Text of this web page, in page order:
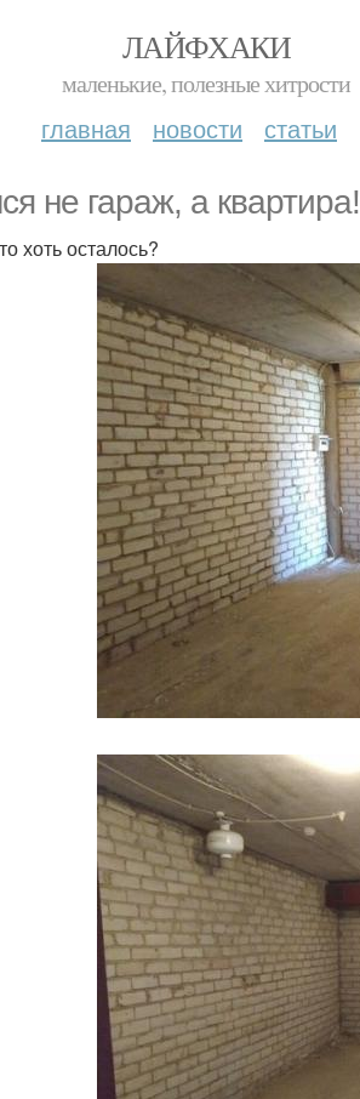
ЛАЙФХАКИ
маленькие, полезные хитрости
главная новости статьи
не гараж, а квартира!
хоть осталось?